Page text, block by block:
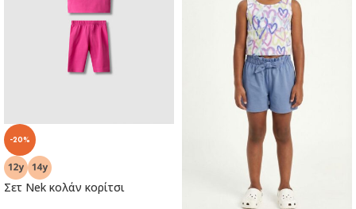
-20%
Σετ Nek κολάν κορίτσι